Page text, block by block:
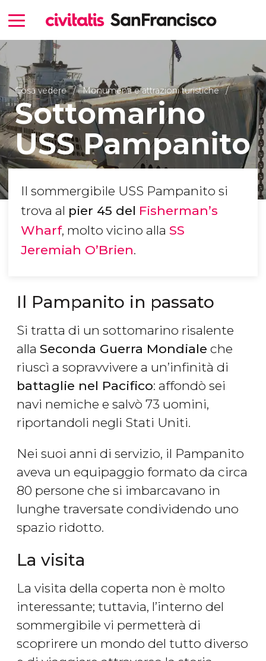
Cosa vedere Monumenti e attrazioni turistiche
Sottomarino
USS Pampanito
Il sommergibile USS Pampanito si
trova al pier 45 del Fisherman’s
Wharf, molto vicino alla SS
Jeremiah O’Brien.
Il Pampanito in passato
Si tratta di un sottomarino risalente
alla Seconda Guerra Mondiale che
riuscì a sopravvivere a un’infinità di
battaglie nel Pacifico: affondò sei
navi nemiche e salvò 73 uomini,
riportandoli negli Stati Uniti.
Nei suoi anni di servizio, il Pampanito
aveva un equipaggio formato da circa
80 persone che si imbarcavano in
lunghe traversate condividendo uno
spazio ridotto.
La visita
La visita della coperta non è molto
interessante; tuttavia, l’interno del
sommergibile vi permetterà di
scoprirere un mondo del tutto diverso